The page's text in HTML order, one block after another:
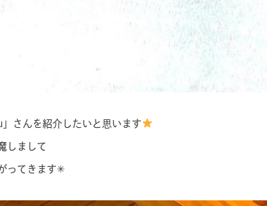
さんを紹介したいと思います
しまして
ってきます✳︎